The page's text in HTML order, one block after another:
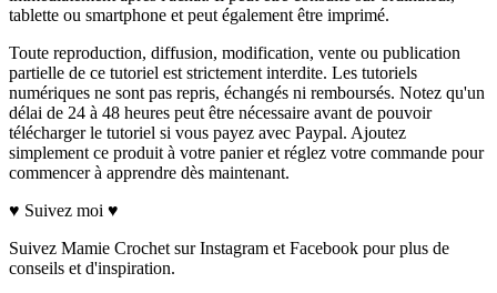
tablette ou smartphone et peut également être imprimé.
Toute reproduction, diffusion, modification, vente ou publication
partielle de ce tutoriel est strictement interdite. Les tutoriels
numériques ne sont pas repris, échangés ni remboursés. Notez qu'un
délai de 24 à 48 heures peut être nécessaire avant de pouvoir
télécharger le tutoriel si vous payez avec Paypal. Ajoutez
simplement ce produit à votre panier et réglez votre commande pour
commencer à apprendre dès maintenant.
♥ Suivez moi ♥
Suivez Mamie Crochet sur Instagram et Facebook pour plus de
conseils et d'inspiration.